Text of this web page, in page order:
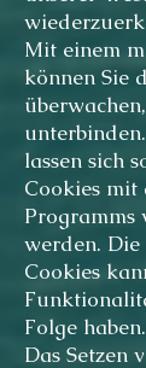
Mit einem
können Sie
lassen sich
Cookies mit
Programms
werden.
Cookies
Folge haben.
Das Setzen